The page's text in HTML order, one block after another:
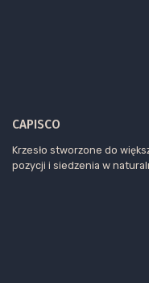
CAPISCO
Krzesło stworzone do
pozycji i siedzenia w